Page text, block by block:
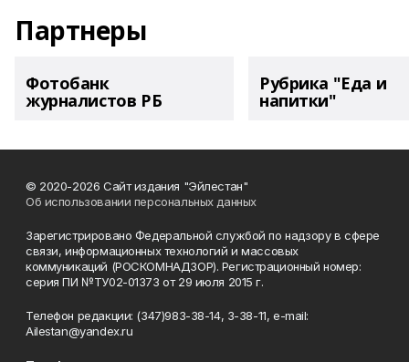
Партнеры
Фотобанк
журналистов РБ
Рубрика "Еда и
напитки"
© 2020-2026 Сайт издания "Эйлестан"
Об использовании персональных данных
Зарегистрировано Федеральной службой по надзору в сфере
связи, информационных технологий и массовых
коммуникаций (РОСКОМНАДЗОР). Регистрационный номер:
серия ПИ №ТУ02-01373 от 29 июля 2015 г.
Телефон редакции: (347)983-38-14, 3-38-11, e-mail:
Ailestan@yandex.ru